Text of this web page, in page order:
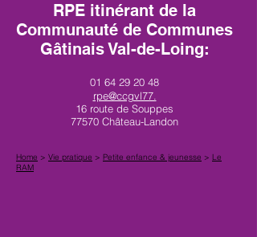
RPE itinérant de la
Communauté de Communes
Gâtinais Val-de-Loing:
01 64 29 20 48
rpe@ccgvl77.
16 route de Souppes
77570 Château-Landon
Home > Vie pratique > Petite enfance & jeunesse > Le
RAM